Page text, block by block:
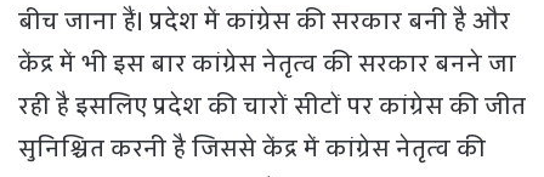
बीच जाना हैं। प्रदेश में कांग्रेस की सरकार बनी है और
केंद्र में भी इस बार कांग्रेस नेतृत्व की सरकार बनने जा
रही है इसलिए प्रदेश की चारों सीटों पर कांग्रेस की जीत
सुनिश्चित करनी है जिससे केंद्र में कांग्रेस नेतृत्व की